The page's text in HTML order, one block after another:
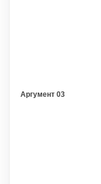
Аргумент 03